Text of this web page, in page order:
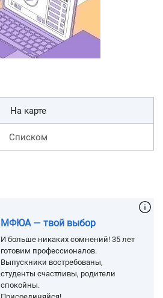
На карте
Списком
МФЮА — твой выбор
И больше никаких сомнений! 35 лет
готовим профессионалов.
Выпускники востребованы,
студенты счастливы, родители
спокойны.